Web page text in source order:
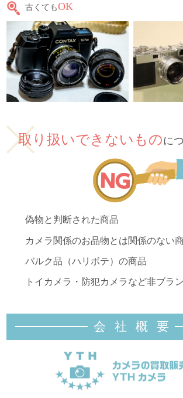
古くてもOK
取り扱いできないものに
偽物と判断された商品
カメラ関係のお品物とは関係のない
バルク品（ハリボテ）の商品
トイカメラ・防犯カメラなど非ブラ
会社概 要